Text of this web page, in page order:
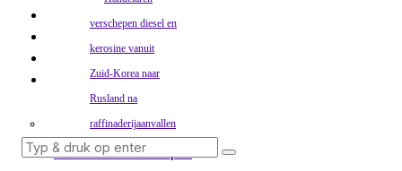
Handelaren verschepen